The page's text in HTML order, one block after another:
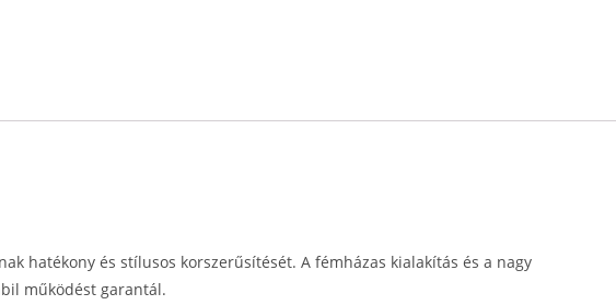
hatékony és stílusos korszerűsítését. A fémházas kialakítás és a nagy
működést garantál.